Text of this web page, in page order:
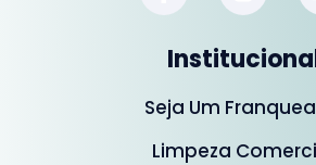
Seja Um
Limpeza